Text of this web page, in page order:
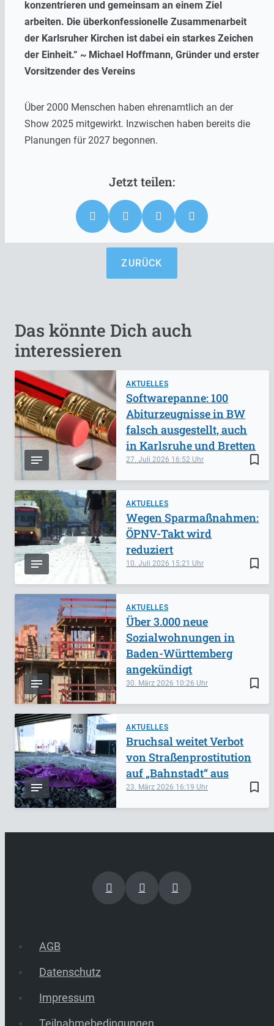
konzentrieren und gemeinsam an einem Ziel
arbeiten. Die überkonfessionelle Zusammenarbeit
der Karlsruher Kirchen ist dabei ein starkes Zeichen
der Einheit.“ ~ Michael Hoffmann, Gründer und erster
Vorsitzender des Vereins
Über 2000 Menschen haben ehrenamtlich an der
Show 2025 mitgewirkt. Inzwischen haben bereits die
Planungen für 2027 begonnen.
ZURÜCK
Das könnte Dich auch
interessieren
AKTUELLES
bookmark_border
27. Juli 2026 16:52
Softwarepanne: 100
Abiturzeugnisse in BW
falsch ausgestellt, auch
in Karlsruhe und Bretten
AKTUELLES
bookmark_border
10. Juli 2026 15:21
Wegen Sparmaßnahmen:
ÖPNV-Takt wird
reduziert
AKTUELLES
bookmark_border
30. März 2026 10:26
Über 3.000 neue
Sozialwohnungen in
Baden-Württemberg
angekündigt
AKTUELLES
bookmark_border
23. März 2026 16:19
Bruchsal weitet Verbot
von Straßenprostitution
auf „Bahnstadt“ aus
AGB
Datenschutz
Impressum
Teilnahmebedingungen